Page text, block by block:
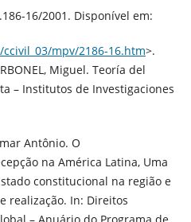
16/2001. Disponível em:
mpv/2186-16.htm>.
Miguel. Teoría del
– Institutos de Investigaciones
Antônio. O
na América Latina, Uma
constitucional na região e
realização. In: Direitos